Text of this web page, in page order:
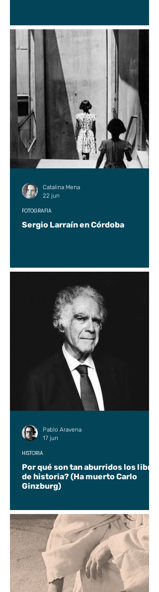
Sergio Larraín en Córdoba
FOTOGRAFÍA
Catalina Mena
22 jun
Por qué son tan aburridos los libros
de historia? (Ha muerto Carlo
Ginzburg)
HISTORIA
Pablo Aravena
17 jun